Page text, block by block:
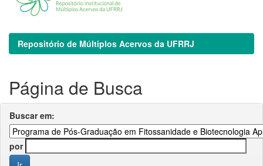
Repositório de Múltiplos Acervos da UFRRJ
Página de Busca
Buscar em:
por